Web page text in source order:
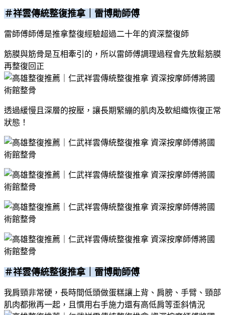
＃祥雲傳統整復推拿｜雷博勛師傅
雷師傅師傅是推拿整復經驗超過二十年的資深整復師
筋膜與筋骨是互相牽引的，所以雷師傅調理過程會先放鬆筋膜
再整復回正
透過緩慢且深層的按壓，讓長期緊繃的肌肉及軟組織恢復正常
狀態！
＃祥雲傳統整復推拿｜雷博勛師傅
我肩頸非常硬，長時間低頭做蛋糕讓上背、肩膀、手臂、頸部
肌肉都揪再一起，且慣用右手施力還有高低肩等歪斜情況